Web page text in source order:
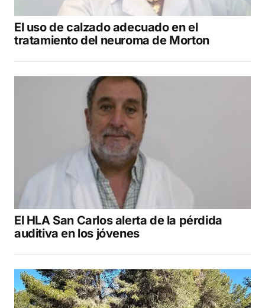
El uso de calzado adecuado en el
tratamiento del neuroma de Morton
El HLA San Carlos alerta de la pérdida
auditiva en los jóvenes